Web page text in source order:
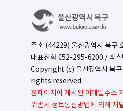
주소 (44229) 울산광역시 북구
대표전화052-295-6200 / 팩
Copyright (c) 울산광역시 북구
rights reserved.
홈페이지에 게시된 이메일주소
위반시 정보통신망법에 의해 처